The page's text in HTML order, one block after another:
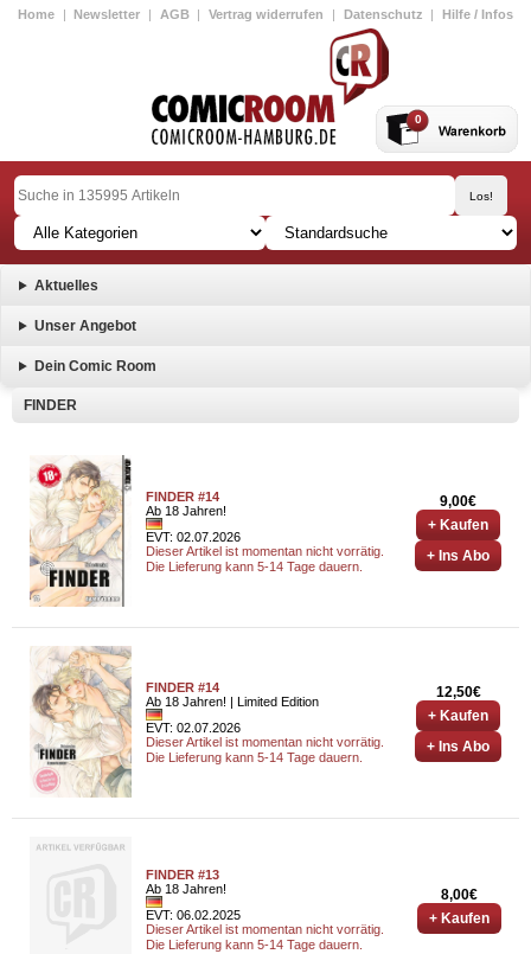
Home | Newsletter | AGB | Vertrag widerrufen | Datenschutz | Hilfe / Infos
0
Aktuelles
Unser Angebot
Dein Comic Room
FINDER
FINDER #14
Ab 18 Jahren!
EVT: 02.07.2026
Dieser Artikel ist momentan nicht vorrätig.
Die Lieferung kann 5-14 Tage dauern.
9,00€
+ Kaufen
+ Ins Abo
FINDER #14
Ab 18 Jahren! | Limited Edition
EVT: 02.07.2026
Dieser Artikel ist momentan nicht vorrätig.
Die Lieferung kann 5-14 Tage dauern.
12,50€
+ Kaufen
+ Ins Abo
FINDER #13
Ab 18 Jahren!
EVT: 06.02.2025
Dieser Artikel ist momentan nicht vorrätig.
Die Lieferung kann 5-14 Tage dauern.
8,00€
+ Kaufen